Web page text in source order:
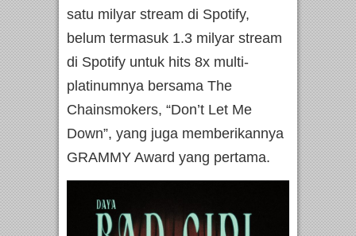
satu milyar stream di Spotify,
belum termasuk 1.3 milyar stream
di Spotify untuk hits 8x multi-
platinumnya bersama The
Chainsmokers, “Don’t Let Me
Down”, yang juga memberikannya
GRAMMY Award yang pertama.